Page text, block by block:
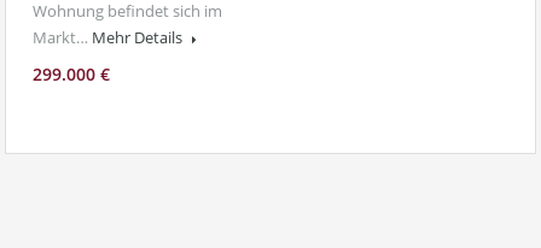
Wohnung befindet sich im
Markt… Mehr Details
299.000 €